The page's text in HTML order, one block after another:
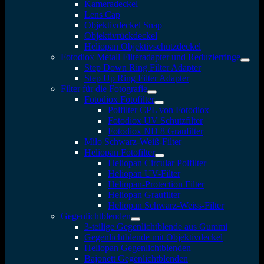
Kameradeckel
Lens Cap
Objektivdeckel Snap
Objektivrückdeckel
Heliopan Objektivschutzdeckel
Fotodiox Metall Filteradapter und Reduzierringe
Step Down Ring Filter Adapter
Step Up Ring Filter Adapter
Filter für die Fotografie
Fotodiox Fotofilter
Polfilter CPL von Fotodiox
Fotodiox UV Schutzfilter
Fotodiox ND 8 Graufilter
Milo Schwarz-Weiß-Filter
Heliopan Fotofilter
Heliopan Circular Polfilter
Heliopan UV-Filter
Heliopan-Protection Filter
Heliopan Graufilter
Heliopan Schwarz-Weiss-Filter
Gegenlichtblenden
3-teilige Gegenlichtblende aus Gummi
Gegenlichtblende mit Objektivdeckel
Heliopan Gegenlichtblenden
Bajonett Gegenlichtblenden